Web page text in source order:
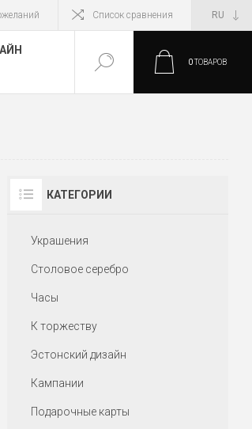
Список сравнения
0ТОВАРОВ
КАТЕГОРИИ
Украшения
Столовое серебро
Часы
К торжеству
Эстонский дизайн
Кампании
Подарочные карты